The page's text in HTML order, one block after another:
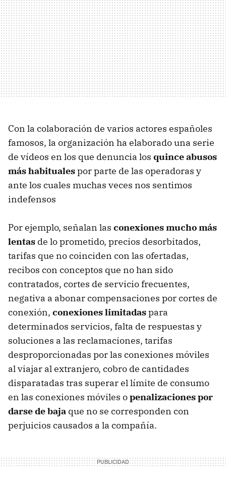
Con la colaboración de varios actores españoles
famosos, la organización ha elaborado una serie
de vídeos en los que denuncia los quince abusos
más habitualespor parte de las operadoras y
ante los cuales muchas veces nos sentimos
indefensos
Por ejemplo, señalan las conexiones mucho más
lentas de lo prometido, precios desorbitados,
tarifas que no coinciden con las ofertadas,
recibos con conceptos que no han sido
contratados, cortes de servicio frecuentes,
negativa a abonar compensaciones por cortes de
conexión, conexiones limitadaspara
determinados servicios, falta de respuestas y
soluciones a las reclamaciones, tarifas
desproporcionadas por las conexiones móviles
al viajar al extranjero, cobro de cantidades
disparatadas tras superar el límite de consumo
en las conexiones móviles openalizaciones por
darse de baja que no se corresponden con
perjuicios causados a la compañía.